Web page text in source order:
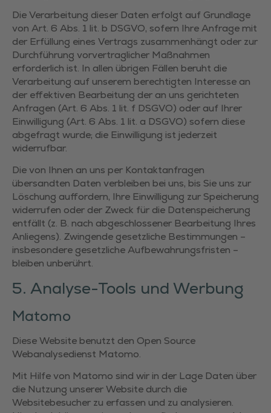
Die Verarbeitung dieser Daten erfolgt auf Grundlage
von Art. 6 Abs. 1 lit. b DSGVO, sofern Ihre Anfrage mit
der Erfüllung eines Vertrags zusammenhängt oder zur
Durchführung vorvertraglicher Maßnahmen
erforderlich ist. In allen übrigen Fällen beruht die
Verarbeitung auf unserem berechtigten Interesse an
der effektiven Bearbeitung der an uns gerichteten
Anfragen (Art. 6 Abs. 1 lit. f DSGVO) oder auf Ihrer
Einwilligung (Art. 6 Abs. 1 lit. a DSGVO) sofern diese
abgefragt wurde; die Einwilligung ist jederzeit
widerrufbar.
Die von Ihnen an uns per Kontaktanfragen
übersandten Daten verbleiben bei uns, bis Sie uns zur
Löschung auffordern, Ihre Einwilligung zur Speicherung
widerrufen oder der Zweck für die Datenspeicherung
entfällt (z. B. nach abgeschlossener Bearbeitung Ihres
Anliegens). Zwingende gesetzliche Bestimmungen –
insbesondere gesetzliche Aufbewahrungsfristen –
bleiben unberührt.
5. Analyse-Tools und Werbung
Matomo
Diese Website benutzt den Open Source
Webanalysedienst Matomo.
Mit Hilfe von Matomo sind wir in der Lage Daten über
die Nutzung unserer Website durch die
Websitebesucher zu erfassen und zu analysieren.